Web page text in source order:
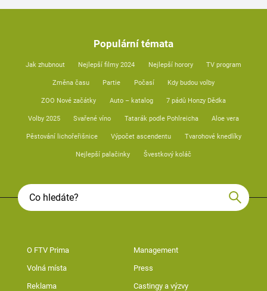
Populární témata
Jak zhubnout Nejlepší filmy 2024 Nejlepší horory TV program
Změna času Partie Počasí Kdy budou volby
ZOO Nové začátky Auto – katalog 7 pádů Honzy Dědka
Volby 2025 Svařené víno Tatarák podle Pohlreicha Aloe vera
Pěstování lichořeřišnice Výpočet ascendentu Tvarohové knedlíky
Nejlepší palačinky Švestkový koláč
O FTV Prima Management
Volná místa Press
Reklama Castingy a výzvy